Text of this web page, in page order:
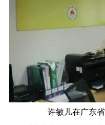
许敏儿在广东